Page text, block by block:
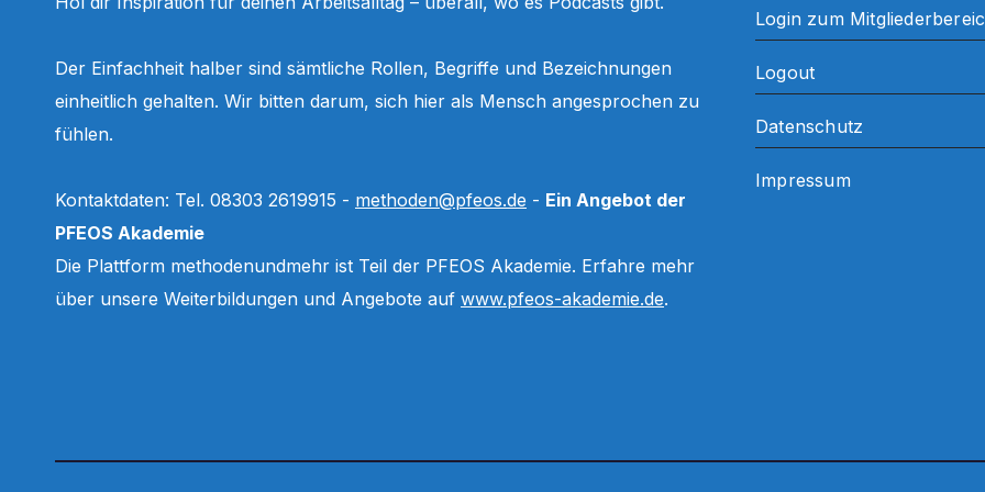
Der Einfachheit halber sind sämtliche Rollen, Begriffe und Bezeichnungen
einheitlich gehalten. Wir bitten darum, sich hier als Mensch angesprochen zu
fühlen.
Kontaktdaten: Tel. 08303 2619915 - methoden@pfeos.de - Ein Angebot der
PFEOS Akademie
Die Plattform methodenundmehr ist Teil der PFEOS Akademie. Erfahre mehr
über unsere Weiterbildungen und Angebote auf www.pfeos-akademie.de.
Login zum
Logout
Datenschutz
Impressum